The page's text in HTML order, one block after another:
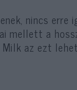
nincs
mellett a
az ezt